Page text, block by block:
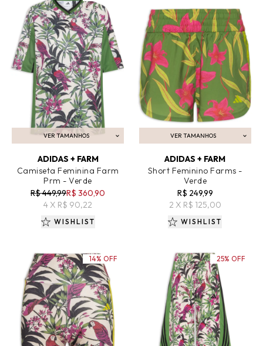
VER TAMANHOS
ADICIONAR AO CARRINHO
ADIDAS + FARM
Camiseta Feminina Farm
Prm - Verde
R$ 449,99R$ 360,90
4 X R$ 90,22
WISHLIST
VER TAMANHOS
ADICIONAR AO CARRINHO
ADIDAS + FARM
Short Feminino Farms -
Verde
R$ 249,99
2 X R$ 125,00
WISHLIST
14% OFF 25% OFF